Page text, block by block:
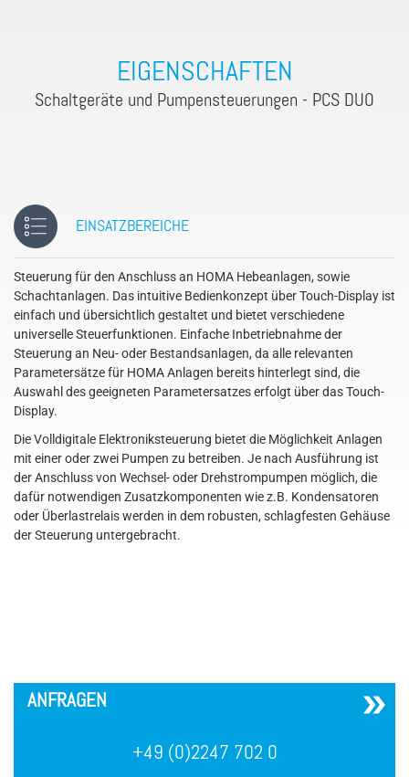
EIGENSCHAFTEN
Schaltgeräte und Pumpensteuerungen - PCS DUO
EINSATZBEREICHE
Steuerung für den Anschluss an HOMA Hebeanlagen, sowie
Schachtanlagen. Das intuitive Bedienkonzept über Touch-Display ist
einfach und übersichtlich gestaltet und bietet verschiedene
universelle Steuerfunktionen. Einfache Inbetriebnahme der
Steuerung an Neu- oder Bestandsanlagen, da alle relevanten
Parametersätze für HOMA Anlagen bereits hinterlegt sind, die
Auswahl des geeigneten Parametersatzes erfolgt über das Touch-
Display.
Die Volldigitale Elektroniksteuerung bietet die Möglichkeit Anlagen
mit einer oder zwei Pumpen zu betreiben. Je nach Ausführung ist
der Anschluss von Wechsel- oder Drehstrompumpen möglich, die
dafür notwendigen Zusatzkomponenten wie z.B. Kondensatoren
oder Überlastrelais werden in dem robusten, schlagfesten Gehäuse
der Steuerung untergebracht.
ANFRAGEN
+49 (0)2247 702 0